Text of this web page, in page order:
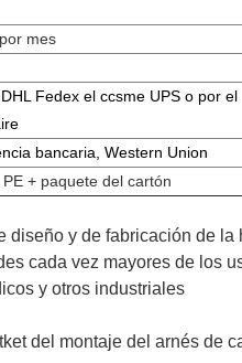
mes
Fedex el ccsme UPS o por el
bancaria, Western Union
+ paquete del cartón
diseño y de fabricación de
cada vez mayores de los
y otros industriales
del montaje del arnés de